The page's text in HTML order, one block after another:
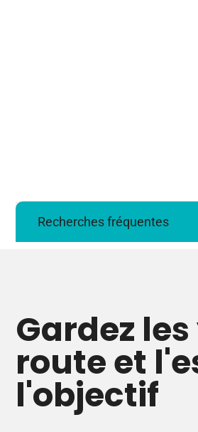
Recherches fréquentes
Gardez
route et
l'objectif